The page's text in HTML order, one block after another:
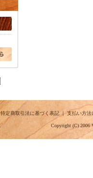
特定商取引法に基づく表記｜支払い方法
Copyright (C) 2006